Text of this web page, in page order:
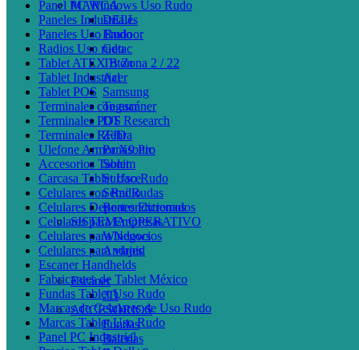
MARCA
DELL
Emdoor
Getac
Triton
Acer
Samsung
Teguar
DT Research
Zebra
Panasonic
Sonim
Surface
Semi Rudas
Reacondicionados
SISTEMA OPERATIVO
Windows
Android
Escáner
2D
ACCESORIOS
Fundas
Baterías
Panel PC Windows Uso Rudo
Paneles Industriales
Paneles Uso Rudo
Radios Uso rudo
Tablet ATEX B Zona 2 / 22
Tablet Industrial
Tablet POS
Terminales con escáner
Terminales POS
Terminales RFID
Ulefone Armor X9 Pro
Accesorios Tablet
Carcasa Tablet Uso Rudo
Celulares con Radio
Celulares Deportes Extremos
Celulares para Empresas
Celulares para Negocios
Celulares para viajes
Escaner Handhelds
Fabricantes de Tablet México
Fundas Tablet Uso Rudo
Marcas de Celulares de Uso Rudo
Marcas Tablet Uso Rudo
Panel PC Industrial